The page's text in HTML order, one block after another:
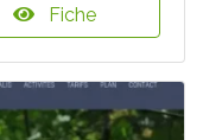
Fiche